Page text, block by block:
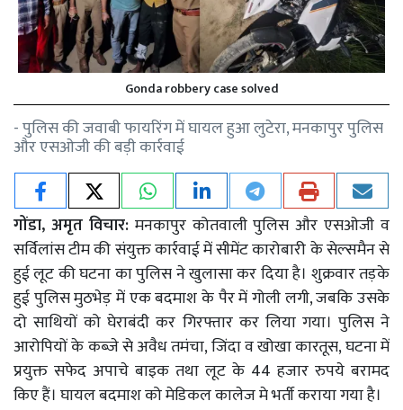
Gonda robbery case solved
- पुलिस की जवाबी फायरिंग में घायल हुआ लुटेरा, मनकापुर पुलिस
और एसओजी की बड़ी कार्रवाई
गोंडा, अमृत विचार: मनकापुर कोतवाली पुलिस और एसओजी व
सर्विलांस टीम की संयुक्त कार्रवाई में सीमेंट कारोबारी के सेल्समैन से
हुई लूट की घटना का पुलिस ने खुलासा कर दिया है। शुक्रवार तड़के
हुई पुलिस मुठभेड़ में एक बदमाश के पैर में गोली लगी, जबकि उसके
दो साथियों को घेराबंदी कर गिरफ्तार कर लिया गया। पुलिस ने
आरोपियों के कब्जे से अवैध तमंचा, जिंदा व खोखा कारतूस, घटना में
प्रयुक्त सफेद अपाचे बाइक तथा लूट के 44 हजार रुपये बरामद
किए हैं। घायल बदमाश को मेडिकल कालेज मे भर्ती कराया गया है।